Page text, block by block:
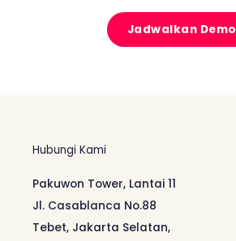
Jadwalkan Demo
Hubungi Kami
Pakuwon Tower, Lantai 11
Jl. Casablanca No.88
Tebet, Jakarta Selatan,